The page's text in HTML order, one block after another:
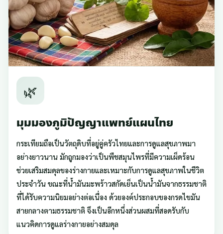
🌿
มุมมองภูมิปัญญาแพทย์แผนไทย
กระเทียมถือเป็นวัตถุดิบที่อยู่คู่ครัวไทยและการดูแลสุขภาพมา
อย่างยาวนาน มักถูกมองว่าเป็นพืชสมุนไพรที่มีความเผ็ดร้อน
ช่วยเสริมสมดุลของร่างกายและเหมาะกับการดูแลสุขภาพในชีวิต
ประจำวัน ขณะที่น้ำมันมะพร้าวสกัดเย็นเป็นน้ำมันจากธรรมชาติ
ที่ได้รับความนิยมอย่างต่อเนื่อง ด้วยองค์ประกอบของกรดไขมัน
สายกลางตามธรรมชาติ จึงเป็นอีกหนึ่งส่วนผสมที่สอดรับกับ
แนวคิดการดูแลร่างกายอย่างสมดุล